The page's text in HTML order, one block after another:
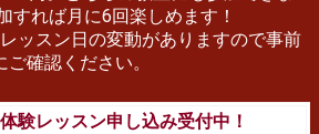
すれば月に6回楽しめます！
ッスン日の変動がありますので事前
ご確認ください。
験レッスン申し込み受付中！